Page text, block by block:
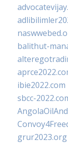
balithut-
ibie2022.com
sbcc-
grur2023.org